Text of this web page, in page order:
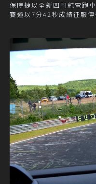
保時捷以全新四門純電跑
賽道以7分42秒成績征服